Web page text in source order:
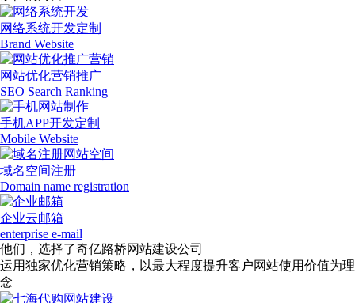
网络系统开发定制
Brand Website
网站优化营销推广
SEO Search Ranking
手机APP开发定制
Mobile Website
域名空间注册
Domain name registration
企业云邮箱
enterprise e-mail
他们，选择了奇亿路桥网站建设公司
运用独家优化营销策略，以最大程度提升客户网站使用价值为理
念